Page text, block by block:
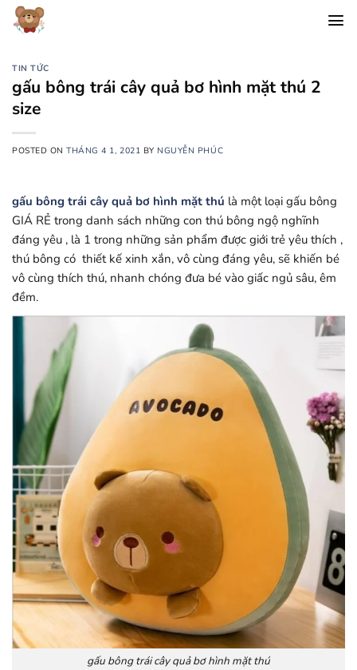
Chuyển
đến
dungTIN TỨC
gấu bông trái cây quả bơ hình mặt thú 2
size
POSTED ONTHÁNG 4 1, 2021 BY NGUYỄN PHÚC
gấu bông trái cây quả bơ hình mặt thú là một loại gấu bông
GIÁ RẺ trong danh sách những con thú bông ngộ nghĩnh
đáng yêu , là 1 trong những sản phẩm được giới trẻ yêu thích ,
thú bông có thiết kế xinh xắn, vô cùng đáng yêu, sẽ khiến bé
vô cùng thích thú, nhanh chóng đưa bé vào giấc ngủ sâu, êm
đềm.
gấu bông trái cây quả bơ hình mặt thú